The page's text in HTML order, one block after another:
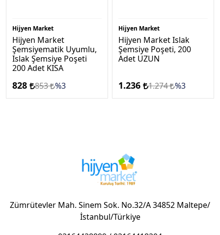
Hijyen Market
Hijyen Market
Şemsiyematik Uyumlu,
Islak Şemsiye Poşeti
200 Adet KISA
828 853 %3
Hijyen Market
Hijyen Market Islak
Şemsiye Poşeti, 200
Adet UZUN
1.236 1.274 %3
Zümrütevler Mah. Sinem Sok. No.32/A 34852 Maltepe/
İstanbul/Türkiye